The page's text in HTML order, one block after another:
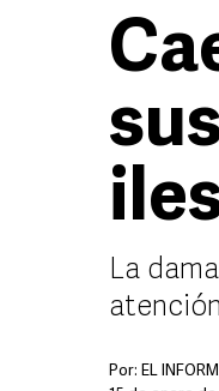
La
Por: EL